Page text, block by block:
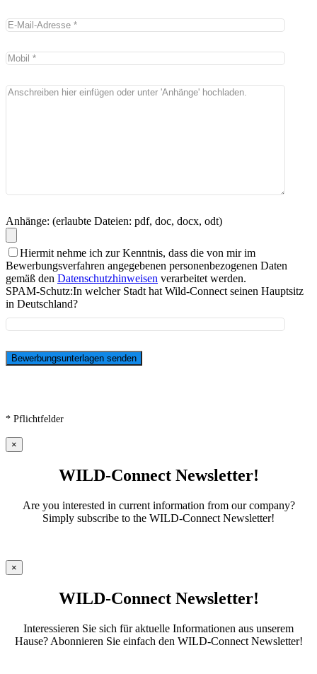
Anhänge: (erlaubte Dateien: pdf, doc, docx, odt)
Hiermit nehme ich zur Kenntnis, dass die von mir im
Bewerbungsverfahren angegebenen personenbezogenen Daten
gemäß den Datenschutzhinweisen verarbeitet werden.
SPAM-Schutz:In welcher Stadt hat Wild-Connect seinen Hauptsitz
in Deutschland?
* Pflichtfelder
×
WILD-Connect Newsletter!
Are you interested in current information from our company?
Simply subscribe to the WILD-Connect Newsletter!
×
WILD-Connect Newsletter!
Interessieren Sie sich für aktuelle Informationen aus unserem
Hause? Abonnieren Sie einfach den WILD-Connect Newsletter!